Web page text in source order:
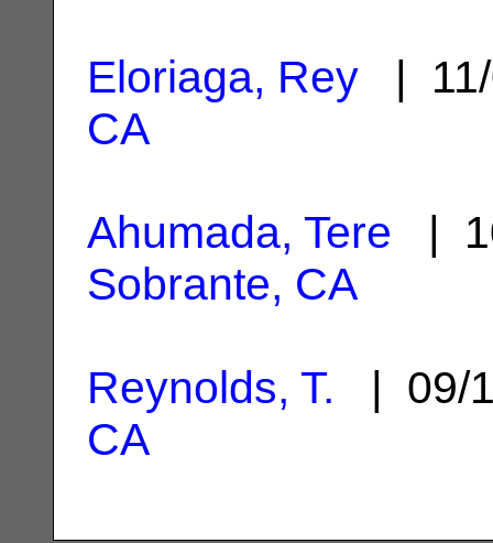
Eloriaga, Rey |
CA
Ahumada, Tere |
Sobrante, CA
Reynolds, T. | 09/
CA